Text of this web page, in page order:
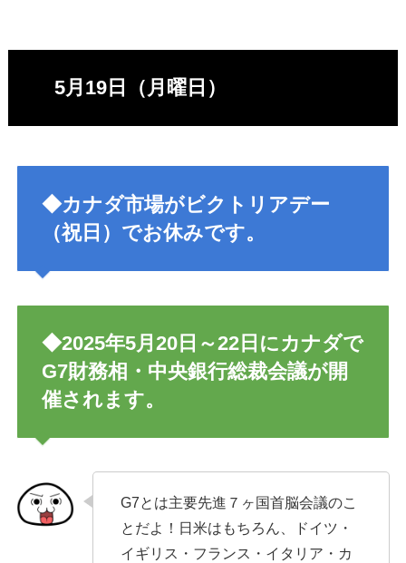
5月19日（月曜日）
◆カナダ市場がビクトリアデー
（祝日）でお休みです。
◆2025年5月20日～22日にカナダで
G7財務相・中央銀行総裁会議が開
催されます。
G7とは主要先進７ヶ国首脳会議のこ
とだよ！日米はもちろん、ドイツ・
イギリス・フランス・イタリア・カ